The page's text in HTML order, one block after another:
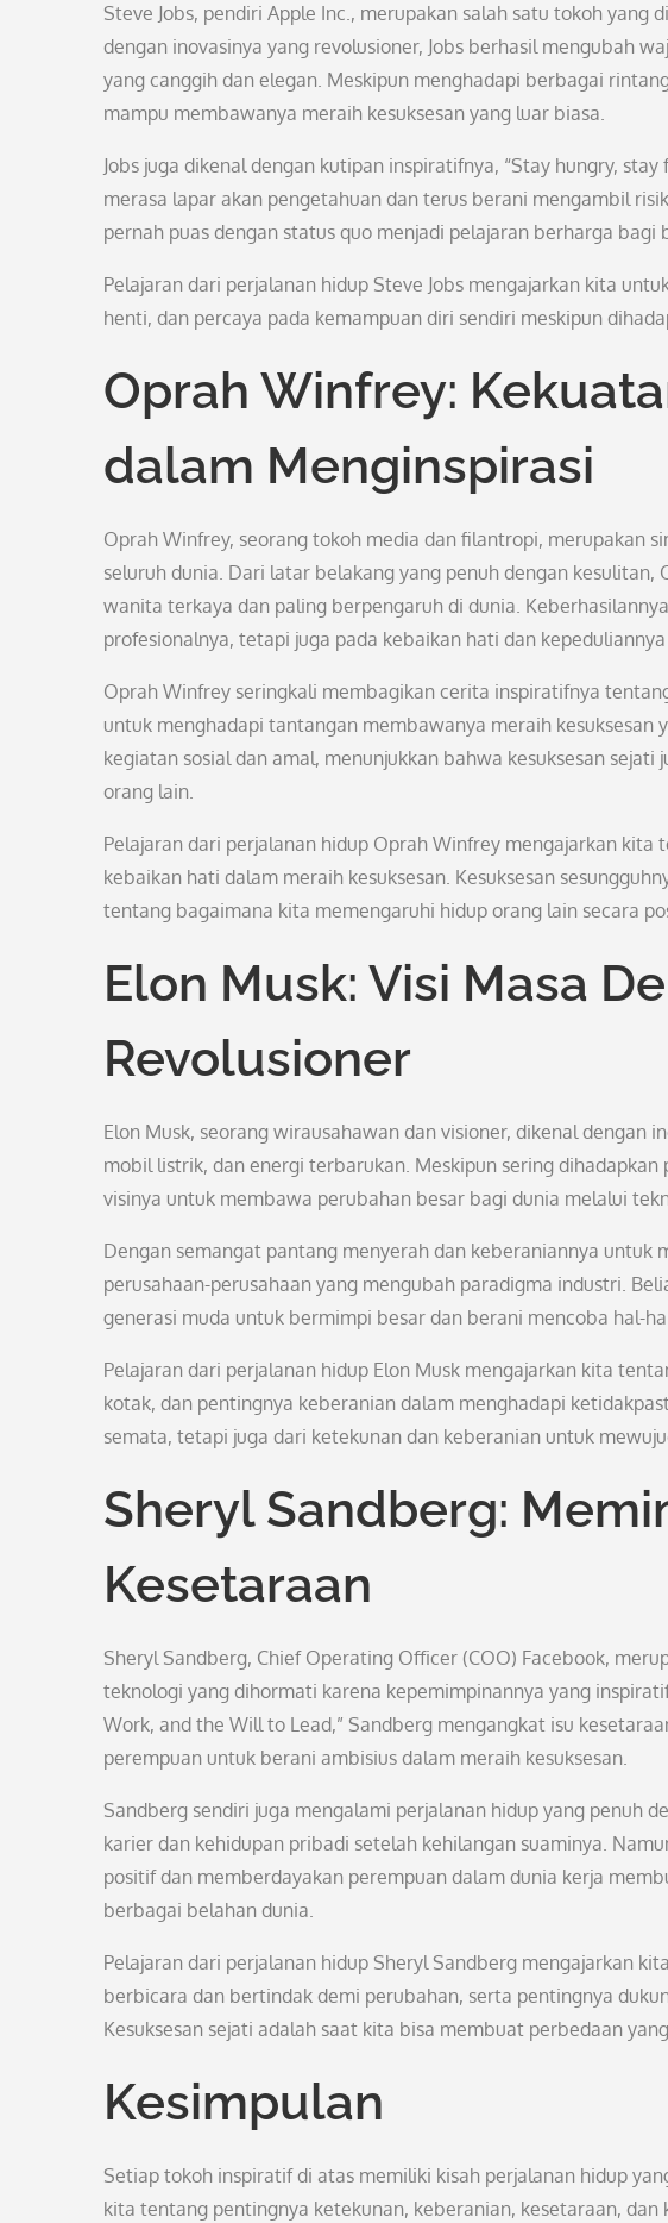
Steve Jobs, pendiri Apple Inc., merupakan salah satu tokoh yang
dengan inovasinya yang revolusioner, Jobs berhasil mengubah
yang canggih dan elegan. Meskipun menghadapi berbagai
mampu membawanya meraih kesuksesan yang luar biasa.
Jobs juga dikenal dengan kutipan inspiratifnya, “Stay hungry,
merasa lapar akan pengetahuan dan terus berani mengambil
pernah puas dengan status quo menjadi pelajaran berharga bagi
Pelajaran dari perjalanan hidup Steve Jobs mengajarkan kita
henti, dan percaya pada kemampuan diri sendiri meskipun
Oprah Winfrey:
dalam Menginspirasi
Oprah Winfrey, seorang tokoh media dan filantropi, merupakan
seluruh dunia. Dari latar belakang yang penuh dengan
wanita terkaya dan paling berpengaruh di dunia.
profesionalnya, tetapi juga pada kebaikan hati dan
Oprah Winfrey seringkali membagikan cerita inspiratifnya
untuk menghadapi tantangan membawanya meraih kesuksesan
kegiatan sosial dan amal, menunjukkan bahwa kesuksesan
orang lain.
Pelajaran dari perjalanan hidup Oprah Winfrey mengajarkan
kebaikan hati dalam meraih kesuksesan. Kesuksesan
tentang bagaimana kita memengaruhi hidup orang lain secara
Elon Musk: Visi Masa
Revolusioner
Elon Musk, seorang wirausahawan dan visioner, dikenal dengan
mobil listrik, dan energi terbarukan. Meskipun sering
visinya untuk membawa perubahan besar bagi dunia melalui
Dengan semangat pantang menyerah dan keberaniannya untuk
perusahaan-perusahaan yang mengubah paradigma industri.
generasi muda untuk bermimpi besar dan berani mencoba hal-
Pelajaran dari perjalanan hidup Elon Musk mengajarkan kita
kotak, dan pentingnya keberanian dalam menghadapi
semata, tetapi juga dari ketekunan dan keberanian untuk
Sheryl Sandberg:
Kesetaraan
Sheryl Sandberg, Chief Operating Officer (COO) Facebook,
teknologi yang dihormati karena kepemimpinannya yang
Work, and the Will to Lead,” Sandberg mengangkat isu
perempuan untuk berani ambisius dalam meraih kesuksesan.
Sandberg sendiri juga mengalami perjalanan hidup yang penuh
karier dan kehidupan pribadi setelah kehilangan suaminya.
positif dan memberdayakan perempuan dalam dunia kerja
berbagai belahan dunia.
Pelajaran dari perjalanan hidup Sheryl Sandberg mengajarkan
berbicara dan bertindak demi perubahan, serta pentingnya
Kesuksesan sejati adalah saat kita bisa membuat perbedaan
Kesimpulan
Setiap tokoh inspiratif di atas memiliki kisah perjalanan hidup
kita tentang pentingnya ketekunan, keberanian, kesetaraan,